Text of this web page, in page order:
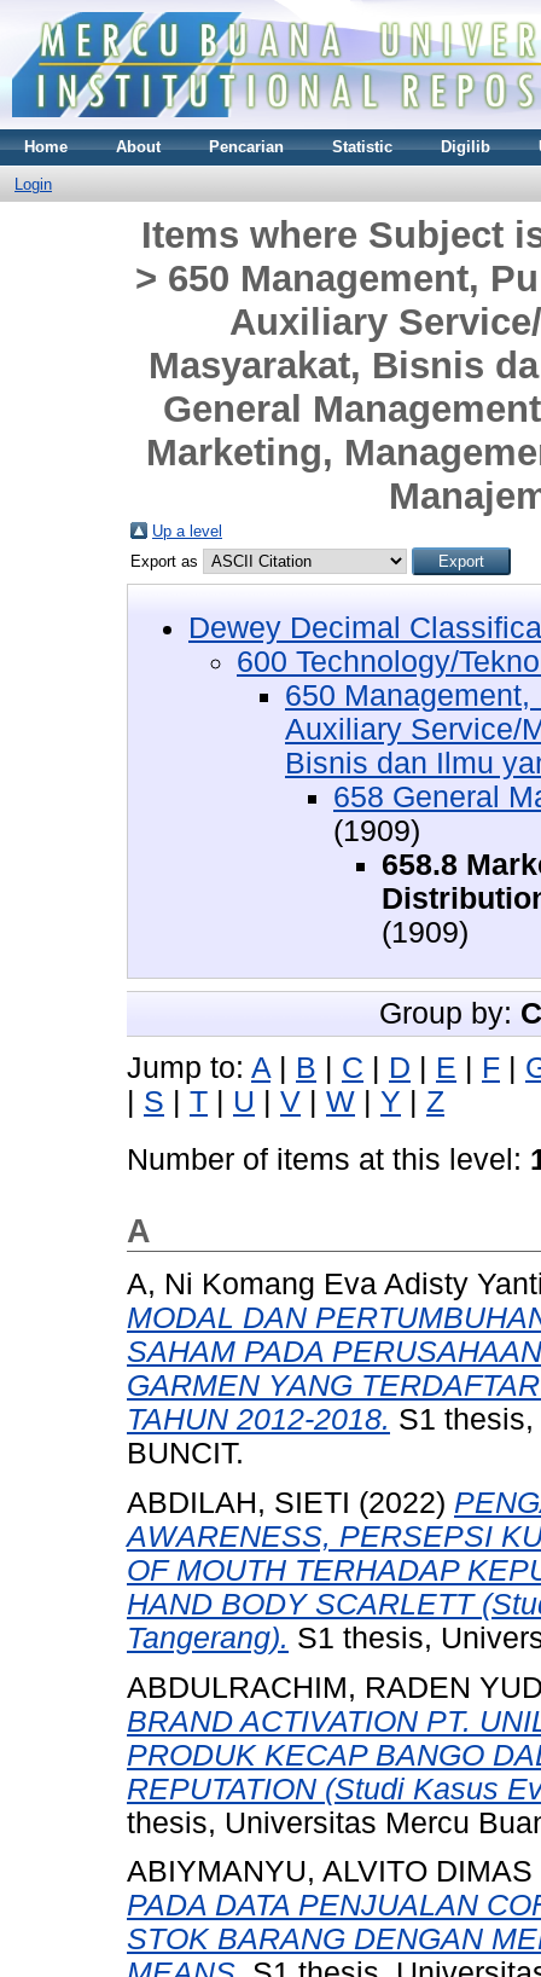
Home About Pencarian Statistic Digilib
Login
Items where Subject
> 650 Management,
Auxiliary
Masyarakat, Bisnis
General
Marketing,
Up a level
Export as
Dewey Decimal
600 Technology/
650
Auxiliary Service/
Bisnis dan Ilmu
658 General
(1909)
658.8
(1909)
Group by:
Jump to: A B C D E F
S T U V W Y
Z
Number of items at this level:
A
A, Ni Komang Eva Adisty
MODAL DAN
SAHAM PADA
GARMEN YANG
TAHUN 2012-2018. S1
BUNCIT.
ABDILAH, SIETI (2022)
AWARENESS, PERSEPSI
OF MOUTH TERHADAP
HAND BODY SCARLETT
Tangerang). S1 thesis,
ABDULRACHIM, RADEN
BRAND ACTIVATION PT.
PRODUK KECAP BANGO
REPUTATION (Studi Kasus
thesis, Universitas Mercu
ABIYMANYU, ALVITO DIMAS
PADA DATA PENJUALAN
STOK BARANG DENGAN